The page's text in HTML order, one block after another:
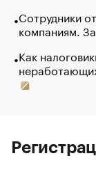
Сотрудники
компаниям.
Как